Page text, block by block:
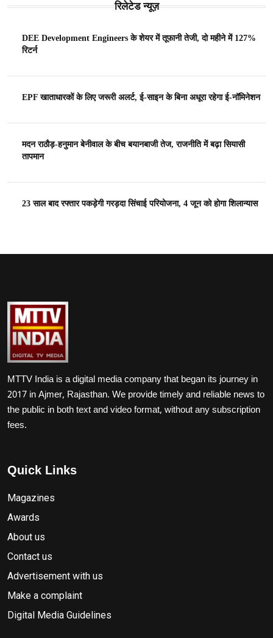
रिलेटेड न्यूज़
DEE Development Engineers के शेयर में तूफानी तेजी, दो महीने में 127%
रिटर्न
EPF खाताधारकों के लिए जरूरी अलर्ट, ई-साइन के बिना अधूरा रहेगा ई-नॉमिनेशन
मदन राठौड़-हनुमान बेनीवाल के बीच बयानबाजी तेज, राजनीति में बढ़ा सियासी
तापमान
23 साल बाद रफ्तार पकड़ेगी गरड़दा सिंचाई परियोजना, 4 जून को होगा शिलान्यास
MTTV India is a digital media company that began its journey in
2017 in Ajmer, Rajasthan. We provide timely and reliable news to
the public in both text and video format, without any subscription
fees.
Quick Links
Magazines
Awards
About us
Contact us
Advertisement with us
Make a complaint
Digital Media Guidelines